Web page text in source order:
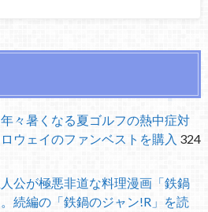
年々暑くなる夏ゴルフの熱中症対
ウェイのファンベストを購入 324
人公が極悪非道な料理漫画「鉄鍋
続編の「鉄鍋のジャン!R」を読